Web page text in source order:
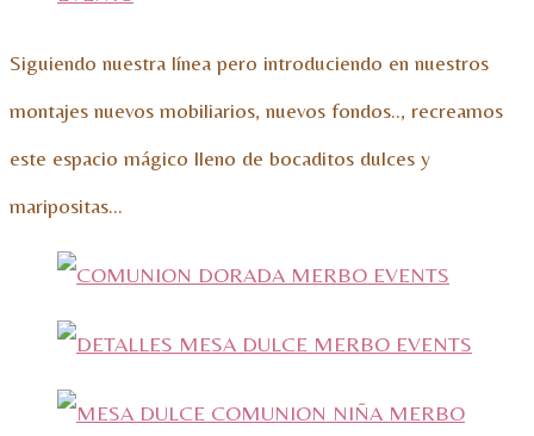
Siguiendo nuestra línea pero introduciendo en nuestros
montajes nuevos mobiliarios, nuevos fondos.., recreamos
este espacio mágico lleno de bocaditos dulces y
maripositas…